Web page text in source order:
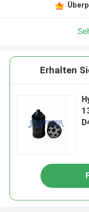
Erhalten